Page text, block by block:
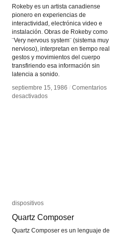
Rokeby es un artista canadiense
pionero en experiencias de
interactividad, electrónica video e
instalación. Obras de Rokeby como
¨Very nervous system¨ (sistema muy
nervioso), interpretan en tiempo real
gestos y movimientos del cuerpo
transfiriendo esa información sin
latencia a sonido.
septiembre 15, 1986 / Comentarios
desactivadosen
septiembre 15, 1986 / Comentarios
desactivadosen
dispositivos
Quartz Composer
Quartz Composer es un lenguaje de
dispositivos
Quartz Composer